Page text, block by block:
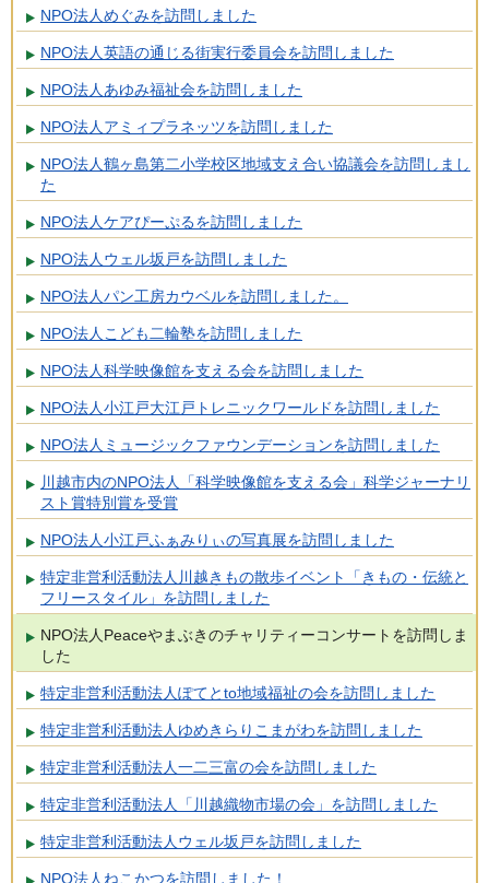
NPO法人めぐみを訪問しました
NPO法人英語の通じる街実行委員会を訪問しました
NPO法人あゆみ福祉会を訪問しました
NPO法人アミィプラネッツを訪問しました
NPO法人鶴ヶ島第二小学校区地域支え合い協議会を訪問しまし
た
NPO法人ケアぴーぷるを訪問しました
NPO法人ウェル坂戸を訪問しました
NPO法人パン工房カウベルを訪問しました。
NPO法人こども二輪塾を訪問しました
NPO法人科学映像館を支える会を訪問しました
NPO法人小江戸大江戸トレニックワールドを訪問しました
NPO法人ミュージックファウンデーションを訪問しました
川越市内のNPO法人「科学映像館を支える会」科学ジャーナリ
スト賞特別賞を受賞
NPO法人小江戸ふぁみりぃの写真展を訪問しました
特定非営利活動法人川越きもの散歩イベント「きもの・伝統と
フリースタイル」を訪問しました
NPO法人Peaceやまぶきのチャリティーコンサートを訪問しま
した
特定非営利活動法人ぽてとto地域福祉の会を訪問しました
特定非営利活動法人ゆめきらりこまがわを訪問しました
特定非営利活動法人一二三富の会を訪問しました
特定非営利活動法人「川越織物市場の会」を訪問しました
特定非営利活動法人ウェル坂戸を訪問しました
NPO法人ねこかつを訪問しました！